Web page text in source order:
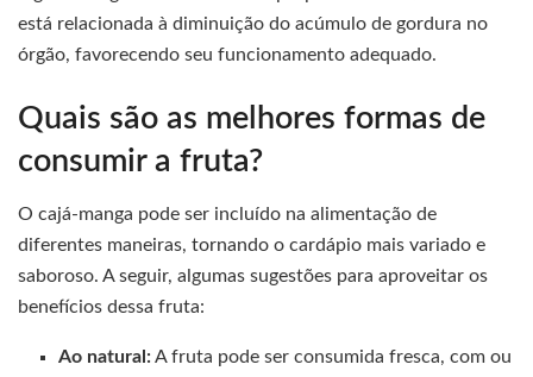
está relacionada à diminuição do acúmulo de gordura no
órgão, favorecendo seu funcionamento adequado.
Quais são as melhores formas de
consumir a fruta?
O cajá-manga pode ser incluído na alimentação de
diferentes maneiras, tornando o cardápio mais variado e
saboroso. A seguir, algumas sugestões para aproveitar os
benefícios dessa fruta:
Ao natural:A fruta pode ser consumida fresca, com ou